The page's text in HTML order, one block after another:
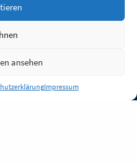
ansehen
Impressum